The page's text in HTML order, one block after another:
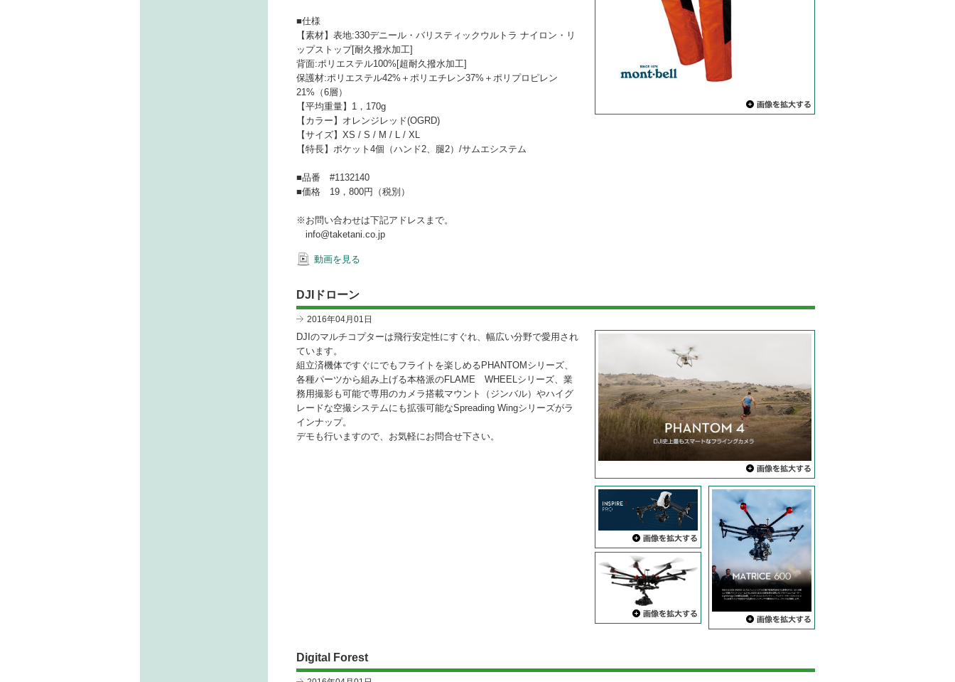
■仕様
【素材】表地:330デニール・バリスティックウルトラ ナイロン・リ
ップストップ[耐久撥水加工]
背面:ポリエステル100%[超耐久撥水加工]
保護材:ポリエステル42%＋ポリエチレン37%＋ポリプロピレン
21%（6層）
【平均重量】1，170g
【カラー】オレンジレッド(OGRD)
【サイズ】XS / S / M / L / XL
【特長】ポケット4個（ハンド2、腿2）/サムエシステム
■品番 #1132140
■価格 19，800円（税別）
※お問い合わせは下記アドレスまで。
info@taketani.co.jp
動画を見る
DJIドローン
2016年04月01日
DJIのマルチコプターは飛行安定性にすぐれ、幅広い分野で愛用され
ています。
組立済機体ですぐにでもフライトを楽しめるPHANTOMシリーズ、
各種パーツから組み上げる本格派のFLAME WHEELシリーズ、業
務用撮影も可能で専用のカメラ搭載マウント（ジンバル）やハイグ
レードな空撮システムにも拡張可能なSpreading Wingシリーズがラ
インナップ。
デモも行いますので、お気軽にお問合せ下さい。
Digital Forest